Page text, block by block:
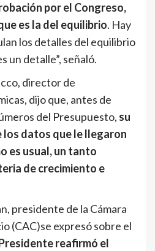
por el Congreso,
es la del equilibrio. Hay
los detalles del equilibrio
un detalle”, señaló.
director de
dijo que, antes de
del Presupuesto, su
los datos que le llegaron
es usual, un tanto
de crecimiento e
presidente de la Cámara
(CAC)se expresó sobre el
reafirmó el